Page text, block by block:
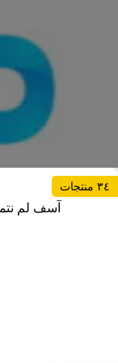
٣٤ منتجات
آسف لم